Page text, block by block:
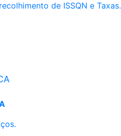
de ISSQN e Taxas.